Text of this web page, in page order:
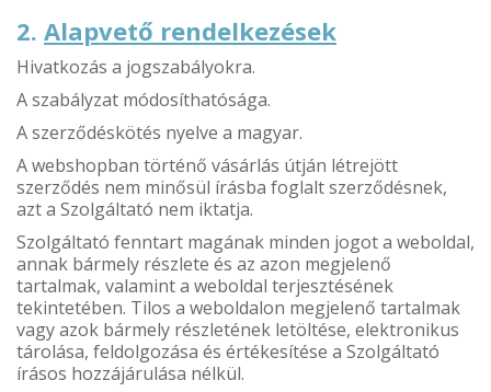
2. Alapvető rendelkezések
Hivatkozás a jogszabályokra.
A szabályzat módosíthatósága.
A szerződéskötés nyelve a magyar.
A webshopban történő vásárlás útján létrejött
szerződés nem minősül írásba foglalt szerződésnek,
azt a Szolgáltató nem iktatja.
Szolgáltató fenntart magának minden jogot a weboldal,
annak bármely részlete és az azon megjelenő
tartalmak, valamint a weboldal terjesztésének
tekintetében. Tilos a weboldalon megjelenő tartalmak
vagy azok bármely részletének letöltése, elektronikus
tárolása, feldolgozása és értékesítése a Szolgáltató
írásos hozzájárulása nélkül.